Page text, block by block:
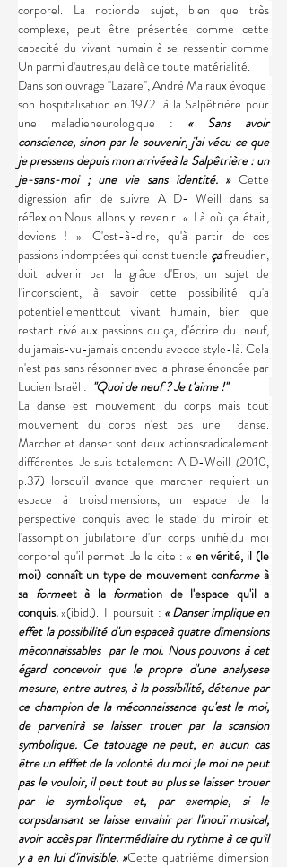
corporel. La notionde sujet, bien que très
complexe, peut être présentée comme cette
capacité du vivant humain à se ressentir comme
Un parmi d'autres,au delà de toute matérialité.
Dans son ouvrage ''Lazare'', André Malraux évoque
son hospitalisation en 1972  à la Salpêtrière pour
une maladieneurologique : « Sans avoir
conscience, sinon par le souvenir, j'ai vécu ce que
je pressens depuis mon arrivéeà la Salpêtrière : un
je-sans-moi ; une vie sans identité. » Cette
digression afin de suivre A D- Weill dans sa
réflexion.Nous allons y revenir. « Là où ça était,
deviens ! ». C'est-à-dire, qu'à partir de ces
passions indomptées qui constituentle ça freudien,
doit advenir par la grâce d'Eros, un sujet de
l'inconscient, à savoir cette possibilité qu'a
potentiellementtout vivant humain, bien que
restant rivé aux passions du ça, d'écrire du  neuf,
du jamais-vu-jamais entendu avecce style-là. Cela
n'est pas sans résonner avec la phrase énoncée par
Lucien Israël : ''Quoi de neuf ? Je t'aime !''
La danse est mouvement du corps mais tout
mouvement du corps n'est pas une  danse.
Marcher et danser sont deux actionsradicalement
différentes. Je suis totalement A D-Weill (2010,
p.37) lorsqu'il avance que marcher requiert un
espace à troisdimensions, un espace de la
perspective conquis avec le stade du miroir et
l'assomption jubilatoire d'un corps unifié,du moi
corporel qu'il permet. Je le cite : « en vérité, il (le
moi) connaît un type de mouvement conforme à
sa formeet à la formation de l'espace qu'il a
conquis. »(ibid.).  Il poursuit : « Danser implique en
effet la possibilité d'un espaceà quatre dimensions
méconnaissables  par le moi. Nous pouvons à cet
égard concevoir que le propre d'une analysese
mesure, entre autres, à la possibilité, détenue par
ce champion de la méconnaissance qu'est le moi,
de parvenirà se laisser trouer par la scansion
symbolique. Ce tatouage ne peut, en aucun cas
être un efffet de la volonté du moi ;le moi ne peut
pas le vouloir, il peut tout au plus se laisser trouer
par le symbolique et, par exemple, si le
corpsdansant se laisse envahir par l'inouï musical,
avoir accès par l'intermédiaire du rythme à ce qu'il
y a en lui d'invisible. »Cette quatrième dimension